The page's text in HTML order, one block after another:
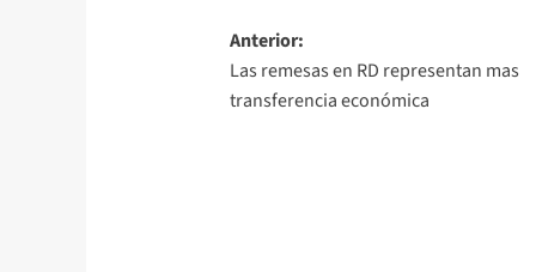
Anterior:
Las remesas en RD representan mas
transferencia económica